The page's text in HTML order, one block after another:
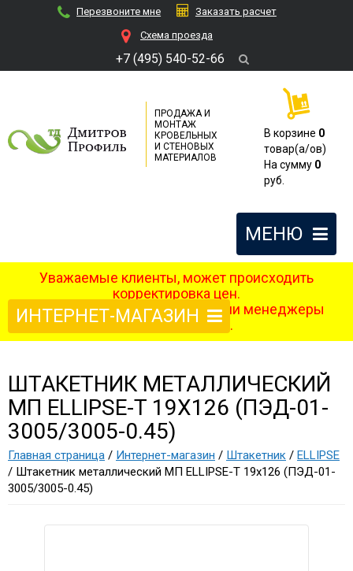
Перезвоните мне
Заказать расчет
Cхема проезда
+7 (495) 540-52-66
ПРОДАЖА И
МОНТАЖ
КРОВЕЛЬНЫХ
И СТЕНОВЫХ
МАТЕРИАЛОВ
В корзине 0
товар(a/ов)
На сумму 0
руб.
МЕНЮ
Уважаемые клиенты, может происходить
корректировка цен.
После оформления заказа наши менеджеры
свяжутся с вами.
ИНТЕРНЕТ-МАГАЗИН
ШТАКЕТНИК МЕТАЛЛИЧЕСКИЙ
МП ELLIPSE-T 19Х126 (ПЭД-01-
3005/3005-0.45)
Главная страница / Интернет-магазин / Штакетник / ELLIPSE
/ Штакетник металлический МП ELLIPSE-T 19х126 (ПЭД-01-
3005/3005-0.45)